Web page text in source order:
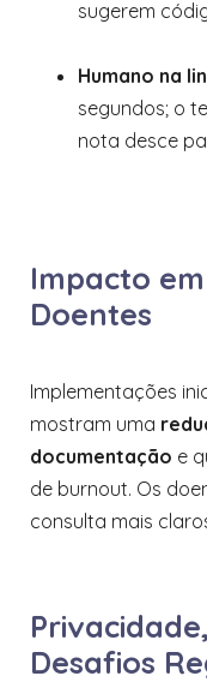
sugerem
Humano na
segundos; o
nota desce
Impacto
Doentes
Implementações
mostram uma
documentação e
de burnout. Os
consulta mais
Desafios